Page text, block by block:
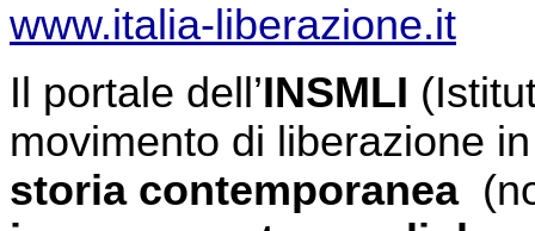
www.italia-liberazione.it
Il portale dell’INSMLI
storia contemporanea